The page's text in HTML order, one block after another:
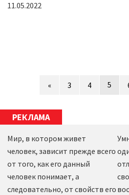
11.05.2022
« 3 4 5
РЕКЛАМА
Мир, в котором живет
человек, зависит прежде всего
от того, как его данный
человек понимает, а
следовательно, от свойств его